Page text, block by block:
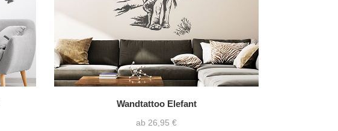
Wandtattoo Elefant
ab 26,95 €